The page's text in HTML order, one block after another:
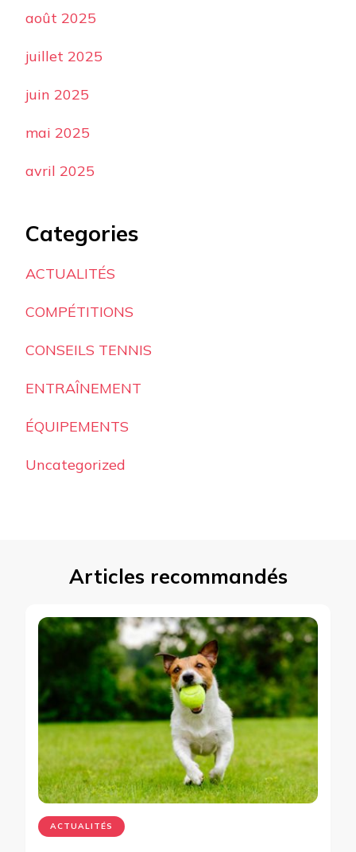
août 2025
juillet 2025
juin 2025
mai 2025
avril 2025
Categories
ACTUALITÉS
COMPÉTITIONS
CONSEILS TENNIS
ENTRAÎNEMENT
ÉQUIPEMENTS
Uncategorized
Articles recommandés
ACTUALITÉS